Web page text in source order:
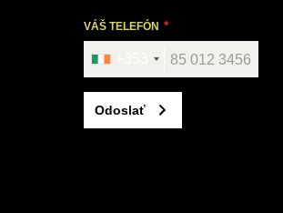
VÁŠ TELEFÓN
Odoslať